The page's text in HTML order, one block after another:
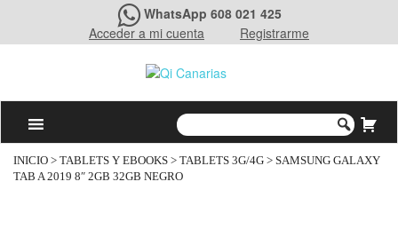
WhatsApp 608 021 425
Acceder a mi cuenta
Registrarme
INICIO > TABLETS Y EBOOKS > TABLETS 3G/4G > SAMSUNG GALAXY
TAB A 2019 8″ 2GB 32GB NEGRO